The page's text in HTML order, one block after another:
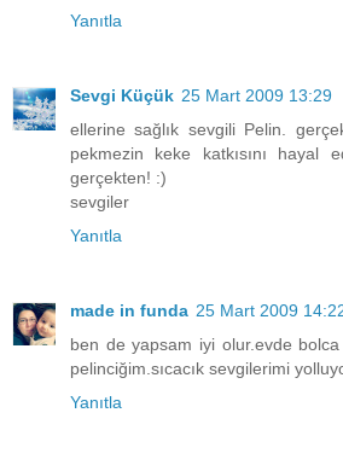
Yanıtla
Sevgi Küçük 25 Mart 2009 13:29
ellerine sağlık sevgili Pelin.
pekmezin keke katkısını hayal
gerçekten! :)
sevgiler
Yanıtla
made in funda 25 Mart 2009
ben de yapsam iyi olur.evde
pelinciğim.sıcacık sevgilerimi
Yanıtla